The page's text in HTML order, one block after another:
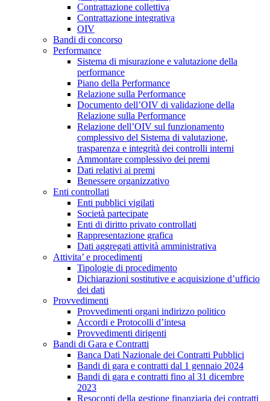
Contrattazione collettiva
Contrattazione integrativa
OIV
Bandi di concorso
Performance
Sistema di misurazione e valutazione della
performance
Piano della Performance
Relazione sulla Performance
Documento dell’OIV di validazione della
Relazione sulla Performance
Relazione dell’OIV sul funzionamento
complessivo del Sistema di valutazione,
trasparenza e integrità dei controlli interni
Ammontare complessivo dei premi
Dati relativi ai premi
Benessere organizzativo
Enti controllati
Enti pubblici vigilati
Società partecipate
Enti di diritto privato controllati
Rappresentazione grafica
Dati aggregati attività amministrativa
Attivita’ e procedimenti
Tipologie di procedimento
Dichiarazioni sostitutive e acquisizione d’ufficio
dei dati
Provvedimenti
Provvedimenti organi indirizzo politico
Accordi e Protocolli d’intesa
Provvedimenti dirigenti
Bandi di Gara e Contratti
Banca Dati Nazionale dei Contratti Pubblici
Bandi di gara e contratti dal 1 gennaio 2024
Bandi di gara e contratti fino al 31 dicembre
2023
Resoconti della gestione finanziaria dei contratti